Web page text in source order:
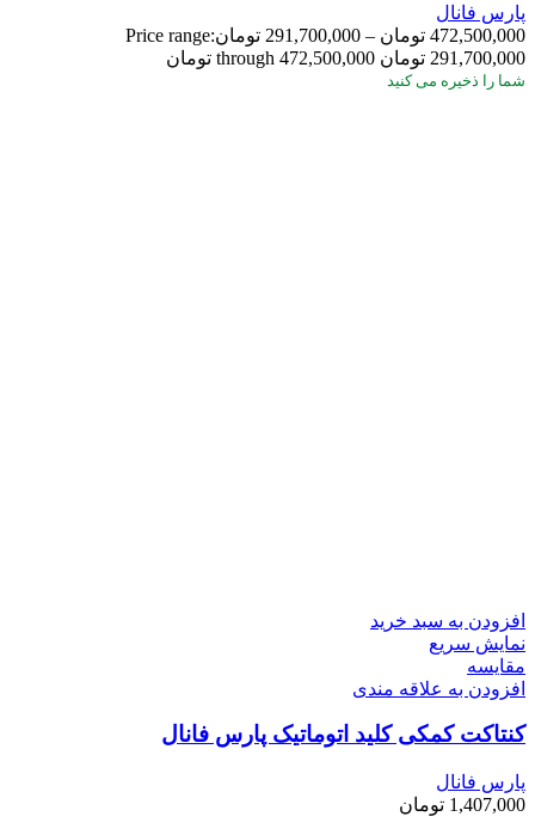
پارس فانال
472,500,000 تومان –
291,700,000 تومانPrice range:
291,700,000 تومان through 472,500,000 تومان
شما را ذخیره می کنید
افزودن به سبد خرید
نمایش سریع
مقايسه
افزودن به علاقه مندی
کنتاکت کمکی کلید اتوماتیک پارس فانال
پارس فانال
1,407,000 تومان